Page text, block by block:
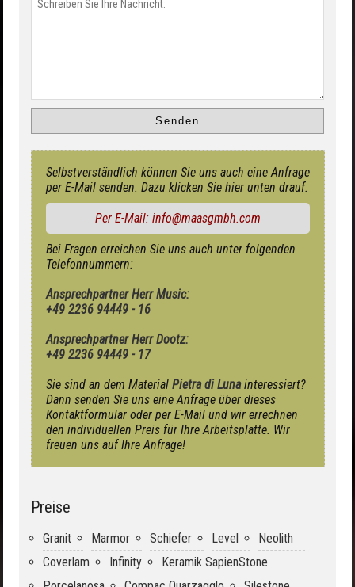
Selbstverständlich können Sie uns auch eine Anfrage
per E-Mail senden. Dazu klicken Sie hier unten drauf.
Per E-Mail: info@maasgmbh.com
Bei Fragen erreichen Sie uns auch unter folgenden
Telefonnummern:
Ansprechpartner Herr Music:
+49 2236 94449 - 16
Ansprechpartner Herr Dootz:
+49 2236 94449 - 17
Sie sind an dem Material Pietra di Lunainteressiert?
Dann senden Sie uns eine Anfrage über dieses
Kontaktformular oder per E-Mail und wir errechnen
den individuellen Preis für Ihre Arbeitsplatte. Wir
freuen uns auf Ihre Anfrage!
Preise
Granit Marmor Schiefer Level
Neolith
Coverlam
Infinity
Keramik SapienStone